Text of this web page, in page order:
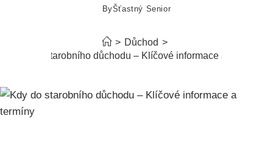
ByŠťastný Senior
> Důchod >
Kdy do starobního důchodu – Klíčové informace a termíny